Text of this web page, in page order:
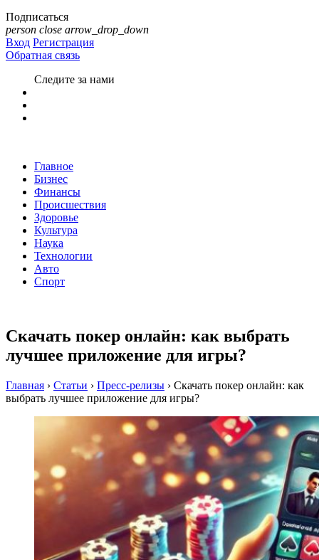
Подписаться
person close arrow_drop_down
Вход Регистрация
Обратная связь
Следите за нами
Главное
Бизнес
Финансы
Происшествия
Здоровье
Культура
Наука
Технологии
Авто
Спорт
Скачать покер онлайн: как выбрать
лучшее приложение для игры?
Главная › Статьи › Пресс-релизы › Скачать покер онлайн: как
выбрать лучшее приложение для игры?